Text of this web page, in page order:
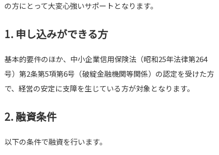
の方にとって大変心強いサポートとなります。
1. 申し込みができる方
基本的要件のほか、中小企業信用保険法（昭和25年法律第264
号）第2条第5項第6号（破綻金融機関等関係）の認定を受けた方
で、経営の安定に支障を生じている方が対象となります。
2. 融資条件
以下の条件で融資を行います。